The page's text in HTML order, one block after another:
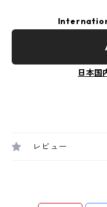
日本国
レビュー